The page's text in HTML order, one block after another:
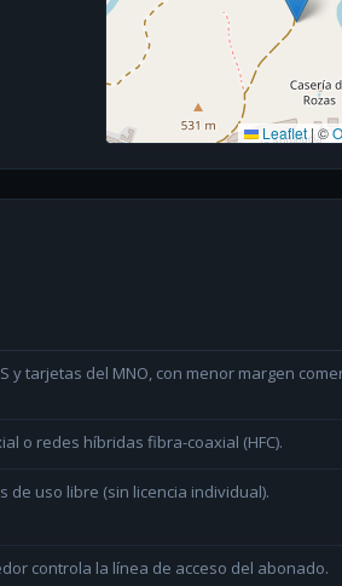
Leaflet |©
y tarjetas del MNO, con menor margen
o redes híbridas fibra-coaxial (HFC).
de uso libre (sin licencia individual).
controla la línea de acceso del abonado.